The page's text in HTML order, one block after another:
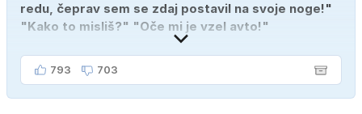
redu, čeprav sem se zdaj postavil na svoje noge!"
"Kako to misliš?" "Oče mi je vzel avto!"
793 703